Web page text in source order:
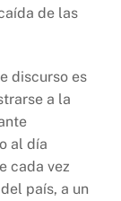
de las
discurso es
a la
al día
cada vez
país, a un